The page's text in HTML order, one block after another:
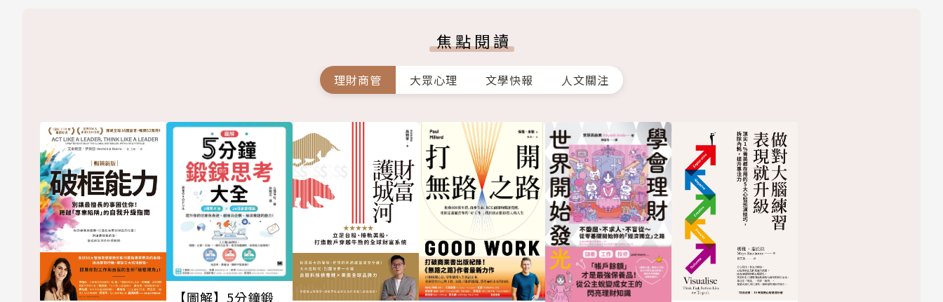
焦點閱讀
理財商管 大眾心理 文學快報 人文關注
【圖解】5分鐘鍛